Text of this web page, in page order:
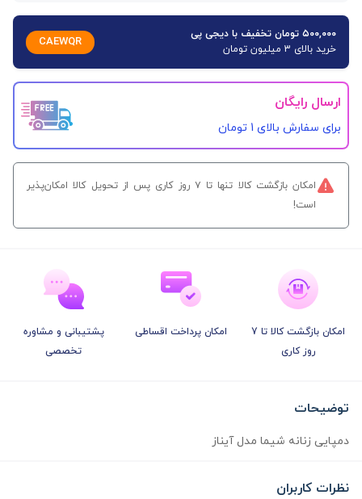
۵۰۰,۰۰۰ تومان تخفیف با دیجی پی
خرید بالای 3 میلیون تومان
CAEWQR
ارسال رایگان
برای سفارش‌ بالای 1 تومان
امکان بازگشت کالا تنها تا ۷ روز کاری پس از تحویل کالا امکان‌پذیر
است!
امکان بازگشت کالا تا 7
روز کاری
امکان پرداخت اقساطی
پشتیبانی و مشاوره
تخصصی
توضیحات
دمپایی زنانه شیما مدل آیناز
نظرات کاربران